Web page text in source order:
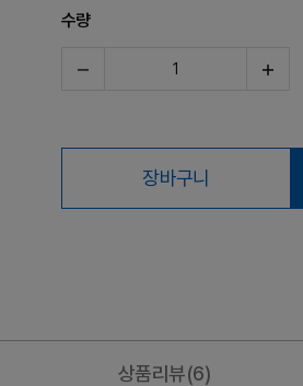
수량
장바구니
상품리뷰(6)